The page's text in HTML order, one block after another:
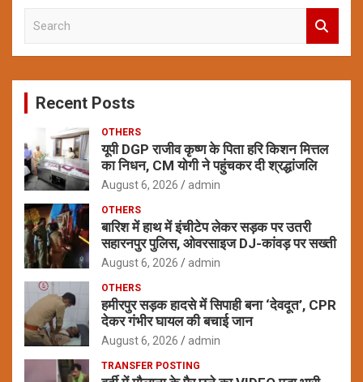
c
Recent Posts
OTHERS
यूपी DGP राजीव कृष्ण के पिता हरि किशन मित्तल
का निधन, CM योगी ने पहुंचकर दी श्रद्धांजलि
August 6, 2026 admin
OTHERS
बारिश में हाथ में इंचीटेप लेकर सड़क पर उतरी
सहारनपुर पुलिस, ओवरसाइज DJ-कांवड़ पर सख्ती
August 6, 2026 admin
OTHERS
हमीरपुर सड़क हादसे में सिपाही बना ‘देवदूत’, CPR
देकर गंभीर घायल की बचाई जान
August 6, 2026 admin
TRANSFER POSTING